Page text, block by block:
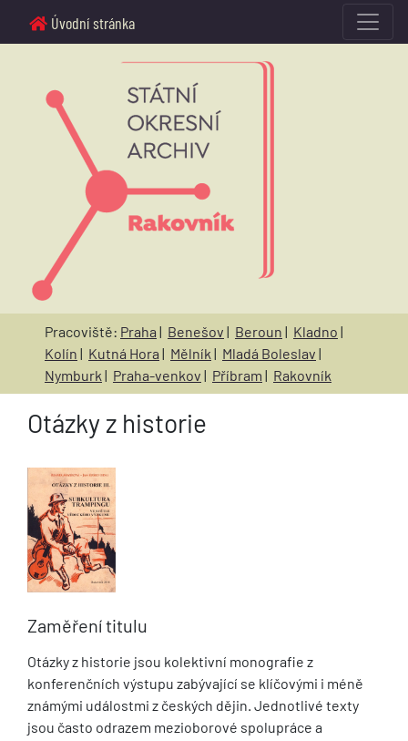
Úvodní stránka
Pracoviště: Praha | Benešov | Beroun | Kladno |
Kolín | Kutná Hora | Mělník | Mladá Boleslav |
Nymburk | Praha-venkov | Příbram | Rakovník
Otázky z historie
Zaměření titulu
Otázky z historie jsou kolektivní monografie z
konferenčních výstupu zabývající se klíčovými i méně
známými událostmi z českých dějin. Jednotlivé texty
jsou často odrazem mezioborové spolupráce a